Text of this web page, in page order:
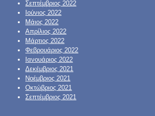
Σεπτέμβριος 2022
Ιούνιος 2022
Μάιος 2022
Απρίλιος 2022
Μάρτιος 2022
Φεβρουάριος 2022
Ιανουάριος 2022
Δεκέμβριος 2021
Νοέμβριος 2021
Οκτώβριος 2021
Σεπτέμβριος 2021